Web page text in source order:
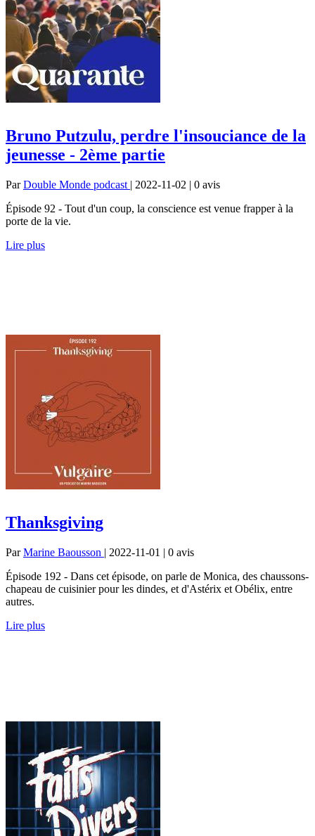
Bruno Putzulu, perdre l'insouciance de la
jeunesse - 2ème partie
ParDouble Monde podcast | 2022-11-02 | 0 avis
Épisode 92 - Tout d'un coup, la conscience est venue frapper à la
porte de la vie.
Lire plus
Thanksgiving
ParMarine Baousson | 2022-11-01 | 0 avis
Épisode 192 - Dans cet épisode, on parle de Monica, des chaussons-
chapeau de cuisinier pour les dindes, et d'Astérix et Obélix, entre
autres.
Lire plus